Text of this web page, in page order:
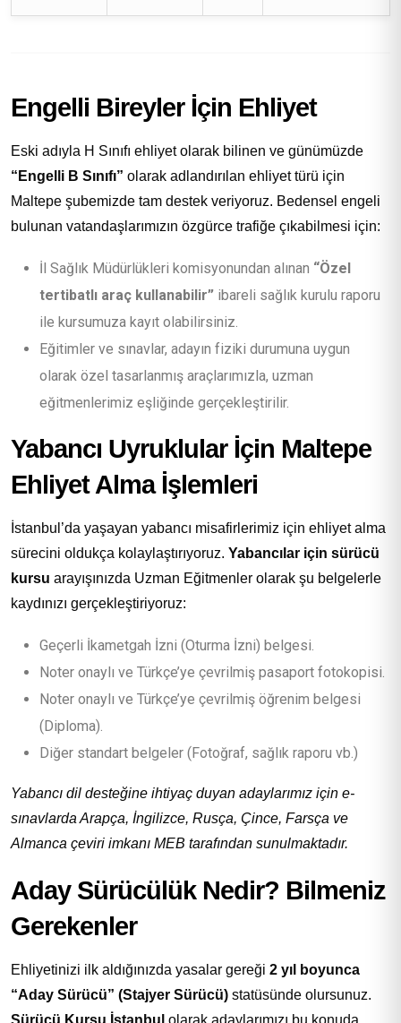
Engelli Bireyler İçin Ehliyet
Eski adıyla H Sınıfı ehliyet olarak bilinen ve günümüzde
“Engelli B Sınıfı” olarak adlandırılan ehliyet türü için
Maltepe şubemizde tam destek veriyoruz. Bedensel engeli
bulunan vatandaşlarımızın özgürce trafiğe çıkabilmesi için:
İl Sağlık Müdürlükleri komisyonundan alınan “Özel
tertibatlı araç kullanabilir” ibareli sağlık kurulu raporu
ile kursumuza kayıt olabilirsiniz.
Eğitimler ve sınavlar, adayın fiziki durumuna uygun
olarak özel tasarlanmış araçlarımızla, uzman
eğitmenlerimiz eşliğinde gerçekleştirilir.
Yabancı Uyruklular İçin Maltepe
Ehliyet Alma İşlemleri
İstanbul’da yaşayan yabancı misafirlerimiz için ehliyet alma
sürecini oldukça kolaylaştırıyoruz. Yabancılar için sürücü
kursu arayışınızda Uzman Eğitmenler olarak şu belgelerle
kaydınızı gerçekleştiriyoruz:
Geçerli İkametgah İzni (Oturma İzni) belgesi.
Noter onaylı ve Türkçe’ye çevrilmiş pasaport fotokopisi.
Noter onaylı ve Türkçe’ye çevrilmiş öğrenim belgesi
(Diploma).
Diğer standart belgeler (Fotoğraf, sağlık raporu vb.)
Yabancı dil desteğine ihtiyaç duyan adaylarımız için e-
sınavlarda Arapça, İngilizce, Rusça, Çince, Farsça ve
Almanca çeviri imkanı MEB tarafından sunulmaktadır.
Aday Sürücülük Nedir? Bilmeniz
Gerekenler
Ehliyetinizi ilk aldığınızda yasalar gereği 2 yıl boyunca
“Aday Sürücü” (Stajyer Sürücü) statüsünde olursunuz.
Sürücü Kursu İstanbul olarak adaylarımızı bu konuda